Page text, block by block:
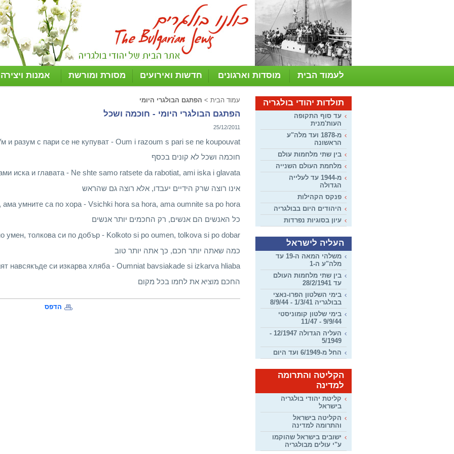
לעמוד הבית מוסדות וארגונים חדשות ואירועים מסורת ומורשת אמנות ויצירה
תולדות יהודי בולגריה
עד סוף התקופה
העות'מנית
מ-1878 ועד מלה"ע
הראשונה
בין שתי מלחמות עולם
מלחמת העולם השנייה
מ-1944 עד לעלייה
הגדולה
פנקס הקהילות
היהודים היום בבולגריה
עיון בסוגיות נפרדות
העליה לישראל
משלהי המאה ה-19 עד
מלה"ע ה-1
בין שתי מלחמות העולם
עד 28/2/1941
בימי השלטון הפרו-נאצי
בבולגריה 1/3/41 - 8/9/44
בימי שלטון קומוניסטי
9/9/44 - 11/47
העליה הגדולה 12/1947 -
5/1949
החל מ-6/1949 ועד היום
הקליטה והתרומה
למדינה
קליטת יהודי בולגריה
בישראל
הקליטה בישראל
והתרומה למדינה
ישובים בישראל שהוקמו
ע"י עולים מבולגריה
עמוד הבית > הפתגם הבולגרי היומי
הפתגם הבולגרי היומי - חוכמה ושכל
25/12/2011
и разум с пари се не купуват - Oum i razoum s pari se ne koupouvat
חוכמה ושכל לא קונים בכסף
иска и главата - Ne shte samo ratsete da rabotiat, ami iska i glavata
אינו רוצה שרק הידיים יעבדו, אלא רוצה גם שהראש
ама умните са по хора - Vsichki hora sa hora, ama oumnite sa po hora
כל האנשים הם אנשים, רק החכמים יותר אנשים
умен, толкова си по добър - Kolkoto si po oumen, tolkova si po dobar
כמה שאתה יותר חכם, כך אתה יותר טוב
навсякъде си изкарва хляба - Oumniat bavsiakade si izkarva hliaba
החכם מוציא את לחמו בכל מקום
הדפס